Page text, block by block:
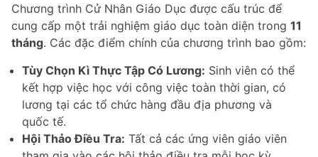
Chương trình Cử Nhân Giáo Dục được cấu trúc để
cung cấp một trải nghiệm giáo dục toàn diện trong 11
tháng. Các đặc điểm chính của chương trình bao gồm:
Tùy Chọn Kì Thực Tập Có Lương: Sinh viên có thể
kết hợp việc học với công việc toàn thời gian, có
lương tại các tổ chức hàng đầu địa phương và
quốc tế.
Hội Thảo Điều Tra: Tất cả các ứng viên giáo viên